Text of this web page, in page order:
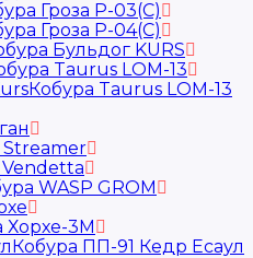
Гроза Р-03(С)
Гроза Р-04(С)
Бульдог KURS
Taurus LOM-13
Кобура Taurus LOM-13
Streamer
WASP GROM
Хорхе-3М
Кобура ПП-91 Кедр Есаул